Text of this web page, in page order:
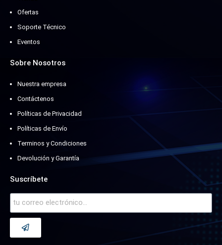
Ofertas
Soporte Técnico
Eventos
Sobre Nosotros
Nuestra empresa
Contáctenos
Políticas de Privacidad
Políticas de Envío
Terminos y Condiciones
Devolución y Garantía
Suscríbete